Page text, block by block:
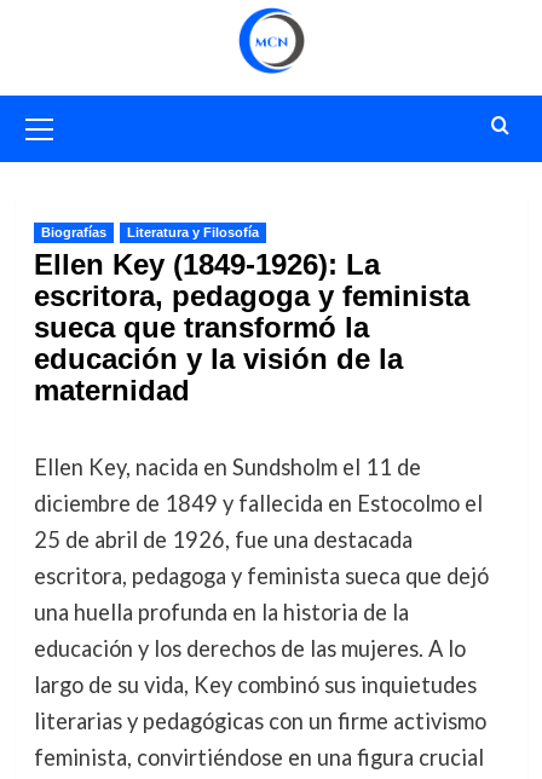
primario
Biografías Literatura y Filosofía
Ellen Key (1849-1926): La
escritora, pedagoga y feminista
sueca que transformó la
educación y la visión de la
maternidad
Ellen Key, nacida en Sundsholm el 11 de
diciembre de 1849 y fallecida en Estocolmo el
25 de abril de 1926, fue una destacada
escritora, pedagoga y feminista sueca que dejó
una huella profunda en la historia de la
educación y los derechos de las mujeres. A lo
largo de su vida, Key combinó sus inquietudes
literarias y pedagógicas con un firme activismo
feminista, convirtiéndose en una figura crucial